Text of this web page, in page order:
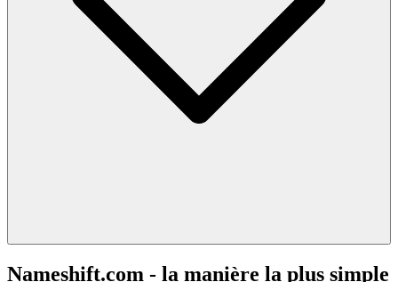
Nameshift.com - la manière la plus simple